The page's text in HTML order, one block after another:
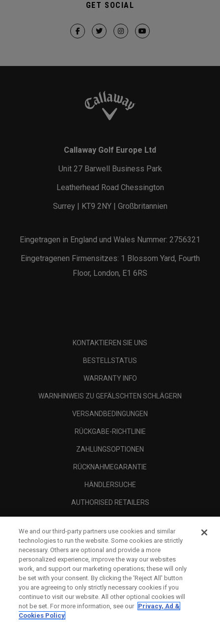
GET SOCIAL
Callaway Golf Europe Ltd
Unit 27 Barwell Business Park
Leatherhead Road Chessington
Surrey | KT9 2NY | Großbritannien
Eingetragen in England und Wales Nummer: 2756321
Eingetragenen Firmensitzes: 1 Blossom Yard, Fourth
Floor, London, E1 6RS
KONTAKTIEREN SIE UNS
BESTELLSTATUS
WARRANTY INFO
WARNHINWEIS ZU GEFÄLSCHTEN SCHLÄGERN
VERSANDBEDINGUNGEN
RÜCKGABE-RICHTLINIE
ZAHLUNGSOPTIONEN
RÜCKNAHMEGARANTIE
HÄNDLERSUCHE
AUTHORISED RETAILERS
UNTERNEHMENSPROFIL
RECHTLICHES-
We and our third-party partners use cookies and similar
technologies to run the website. Some cookies are strictly
necessary. Others are optional and provide a more
personalized experience, improve the way our websites
work, and support our marketing operations; these will only
be set with your consent. By clicking the ‘Reject All' button
you are agreeing to only strictly necessary cookies if you
continue to visit our website. All other optional cookies will
not be set. For more information, see our Privacy, Ad &
Cookies Policy